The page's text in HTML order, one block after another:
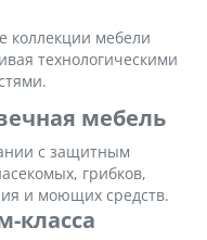
коллекции мебели
технологическими
мебель
с защитным
грибков,
и моющих средств.
класса